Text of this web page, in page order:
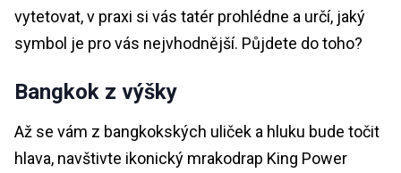
vytetovat, v praxi si vás tatér prohlédne a určí, jaký
symbol je pro vás nejvhodnější. Půjdete do toho?
Bangkok z výšky
Až se vám z bangkokských uliček a hluku bude točit
hlava, navštivte ikonický mrakodrap King Power